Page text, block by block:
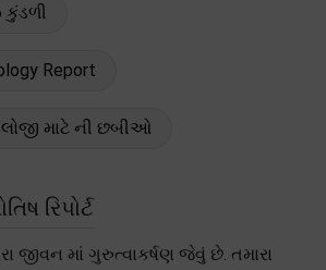
કુંડળી
Report
માટે ની છબીઓ
રિપોર્ટ
જીવન માં ગુરુત્વાકર્ષણ જેવું છે. તમારા